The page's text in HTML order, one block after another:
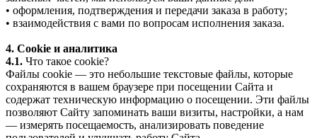
• оформления, подтверждения и передачи заказа в работу;
• взаимодействия с вами по вопросам исполнения заказа.
4. Cookie и аналитика
4.1. Что такое cookie?
Файлы cookie — это небольшие текстовые файлы, которые
сохраняются в вашем браузере при посещении Сайта и
содержат техническую информацию о посещении. Эти файлы
позволяют Сайту запоминать ваши визиты, настройки, а нам
— измерять посещаемость, анализировать поведение